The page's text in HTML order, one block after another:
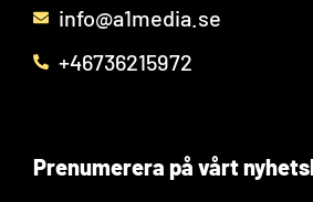
info@a1media.se
+46736215972
Prenumerera på vårt